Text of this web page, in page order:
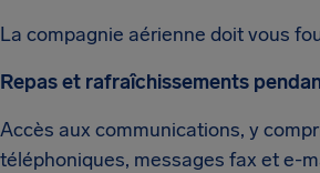
La compagnie aérienne doit vous
Repas et rafraîchissements
Accès aux communications, y
téléphoniques, messages fax et e-